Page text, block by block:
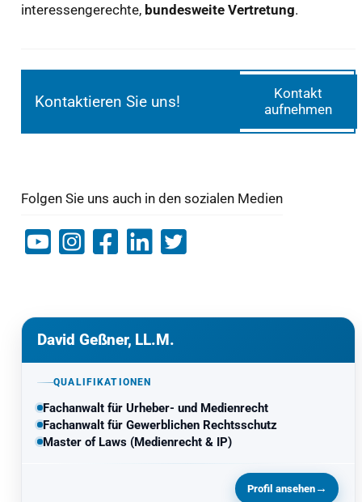
interessengerechte, bundesweite Vertretung.
Kontaktieren Sie uns!
Kontakt
aufnehmen
Folgen Sie uns auch in den sozialen Medien
David Geßner, LL.M.
QUALIFIKATIONEN
Fachanwalt für Urheber- und Medienrecht
Fachanwalt für Gewerblichen Rechtsschutz
Master of Laws (Medienrecht & IP)
Profil ansehen→